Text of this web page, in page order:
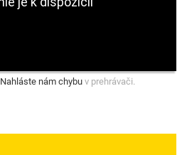
Nahláste nám chybu v prehrávači.